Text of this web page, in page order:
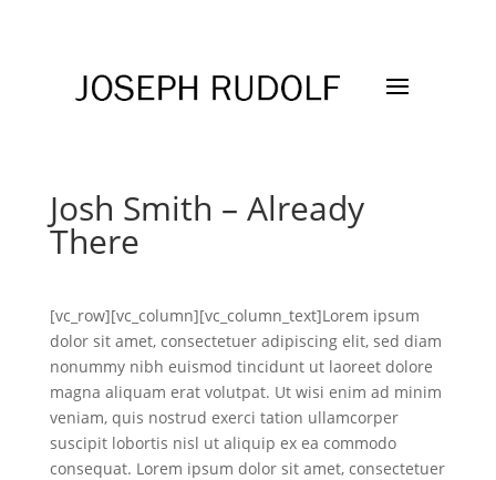
Josh Smith – Already
There
[vc_row][vc_column][vc_column_text]Lorem ipsum
dolor sit amet, consectetuer adipiscing elit, sed diam
nonummy nibh euismod tincidunt ut laoreet dolore
magna aliquam erat volutpat. Ut wisi enim ad minim
veniam, quis nostrud exerci tation ullamcorper
suscipit lobortis nisl ut aliquip ex ea commodo
consequat. Lorem ipsum dolor sit amet, consectetuer